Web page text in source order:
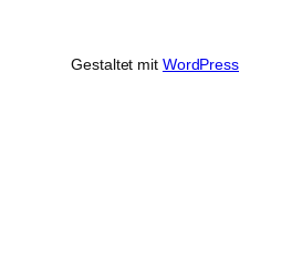
Gestaltet mit WordPress